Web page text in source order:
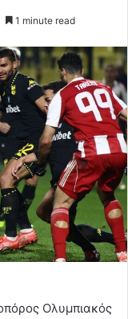
1 minute read
Ολυμπιακός